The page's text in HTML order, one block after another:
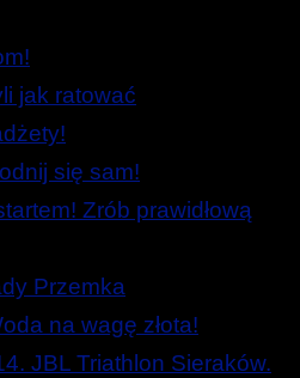
jak ratować
się sam!
Zrób prawidłową
Przemka
na wagę złota!
JBL Triathlon Sieraków.